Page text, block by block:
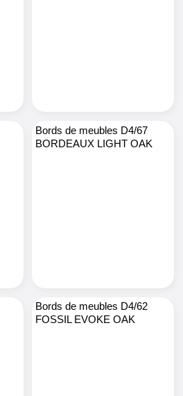
Bords de meubles D4/67
BORDEAUX LIGHT OAK
Bords de meubles D4/62
FOSSIL EVOKE OAK